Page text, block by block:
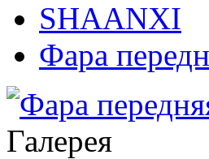
SHAANXI
Фара
Галерея